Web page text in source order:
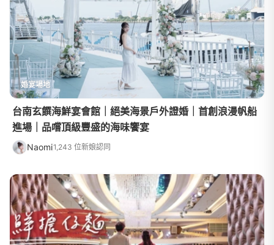
婚宴場地
台南玄饌海鮮宴會館｜絕美海景戶外證婚｜首創浪漫帆船
進場｜品嚐頂級豐盛的海味饗宴
Naomi1,243 位新娘認同